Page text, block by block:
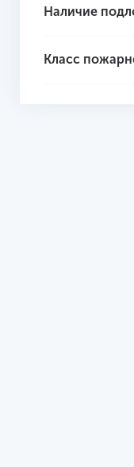
Наличие
Класс